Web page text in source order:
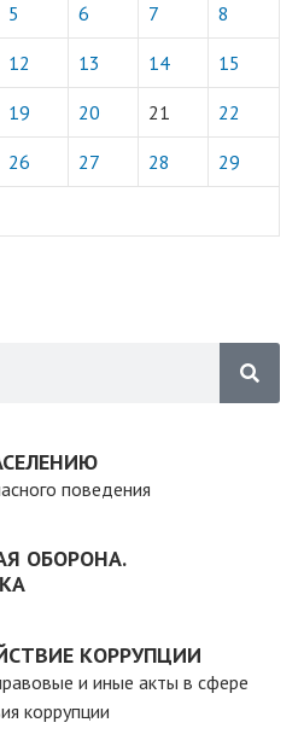
5 6 7 8
12 13 14 15
19 20 21 22
26 27 28 29
поведения
ОБОРОНА.
КОРРУПЦИИ
и иные акты в сфере
коррупции